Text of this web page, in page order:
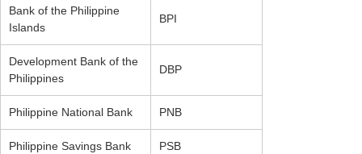
Bank of the Philippine
Islands
BPI
Development Bank of the
Philippines
DBP
Philippine National Bank PNB
Philippine Savings Bank PSB